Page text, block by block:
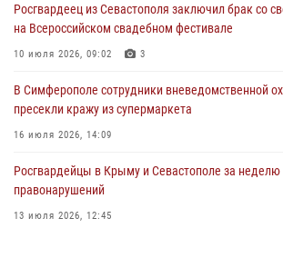
23 июля 2026, 03:38
Росгвардеец из Севастополя заключил брак со
на Всероссийском свадебном фестивале
10 июля 2026, 09:02 3
В Симферополе сотрудники вневедомственной
пресекли кражу из супермаркета
16 июля 2026, 14:09
Росгвардейцы в Крыму и Севастополе за неделю
правонарушений
13 июля 2026, 12:45